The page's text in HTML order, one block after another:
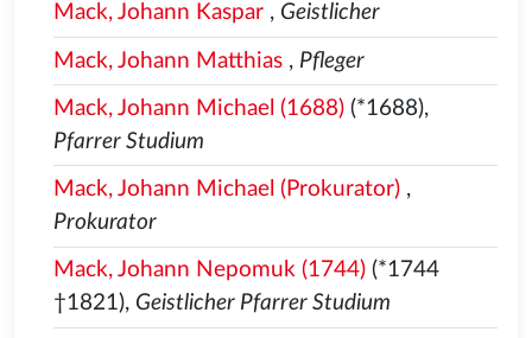
Mack, Johann Kaspar, Geistlicher
Mack, Johann Matthias, Pfleger
Mack, Johann Michael (1688)(*1688),
Pfarrer Studium
Mack, Johann Michael (Prokurator),
Prokurator
Mack, Johann Nepomuk (1744)(*1744
†1821), Geistlicher Pfarrer Studium